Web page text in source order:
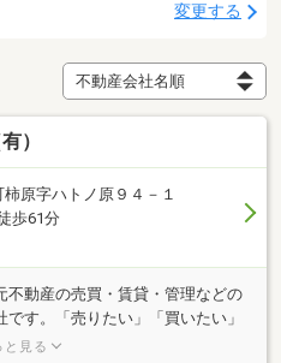
変更する
）
原字ハトノ原９４－１
歩61分
不動産の売買・賃貸・管理などの
す。「売りたい」「買いたい」
産に関する質問は何でもお気軽に
と見る